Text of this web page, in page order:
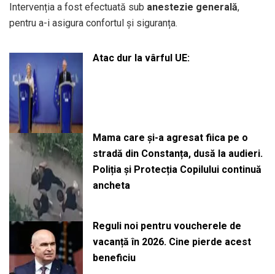
Intervenția a fost efectuată sub anestezie generală,
pentru a-i asigura confortul și siguranța.
Atac dur la vârful UE:
Mama care și-a agresat fiica pe o
stradă din Constanța, dusă la audieri.
Poliția și Protecția Copilului continuă
ancheta
Reguli noi pentru voucherele de
vacanță în 2026. Cine pierde acest
beneficiu